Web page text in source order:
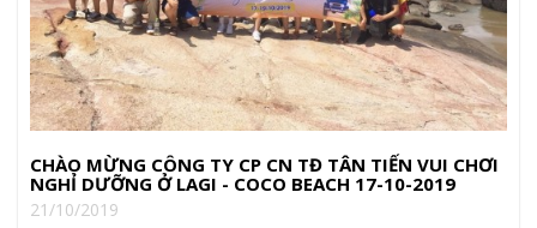
CHÀO MỪNG CÔNG TY CP CN TĐ TÂN TIẾN VUI CHƠI
NGHỈ DƯỠNG Ở LAGI - COCO BEACH 17-10-2019
21/10/2019